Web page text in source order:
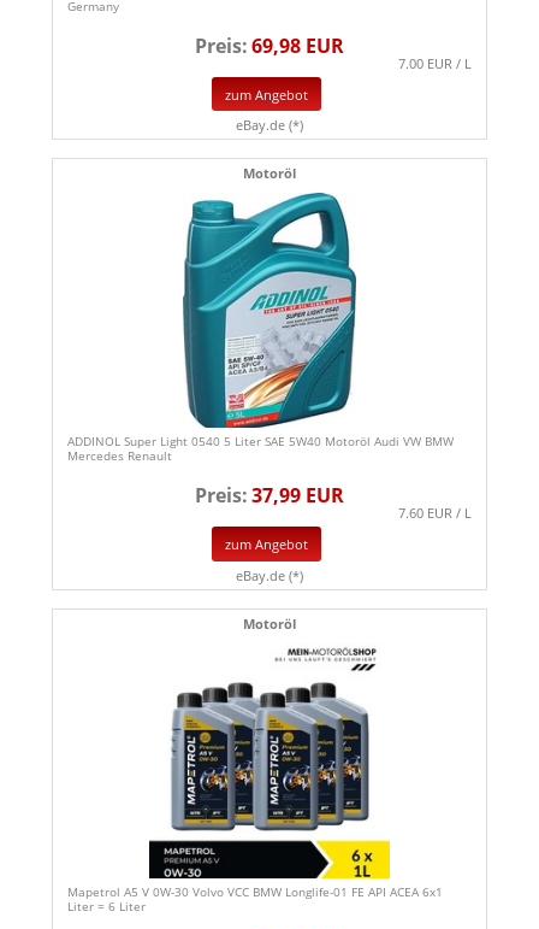
Germany
Preis:69,98 EUR
7.00 EUR / L
zum Angebot
eBay.de (*)
Motoröl
ADDINOL Super Light 0540 5 Liter SAE 5W40 Motoröl Audi VW BMW
Mercedes Renault
Preis:37,99 EUR
7.60 EUR / L
zum Angebot
eBay.de (*)
Motoröl
Mapetrol A5 V 0W-30 Volvo VCC BMW Longlife-01 FE API ACEA 6x1
Liter = 6 Liter